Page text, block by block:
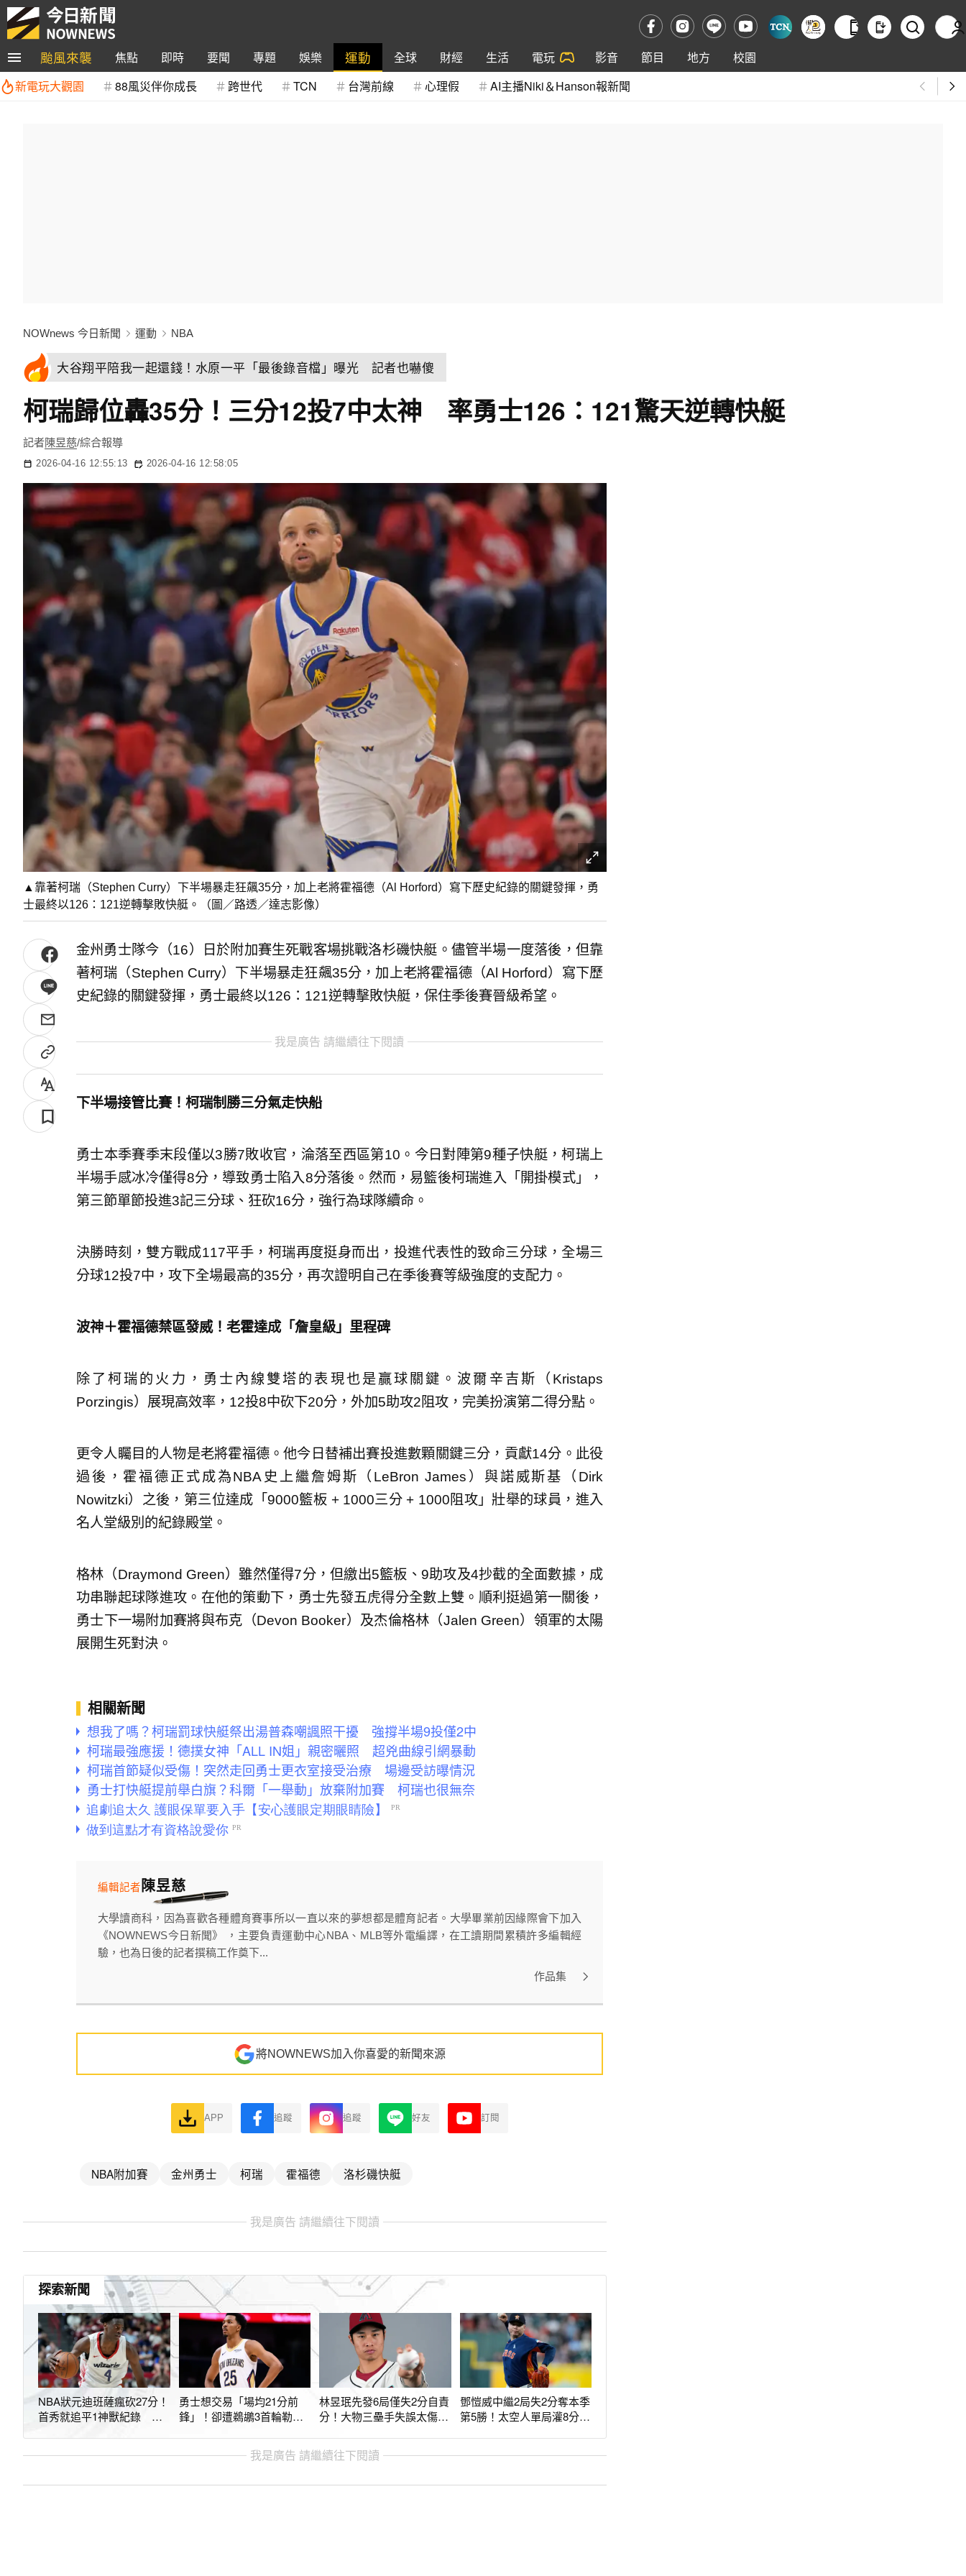
颱風來襲 焦點 即時 要聞 專題 娛樂 運動 全球 財經 生活 電玩 影音 節目 地方
校園
新電玩大觀園
88風災伴你成長 跨世代 TCN 台灣前線 心理假 AI主播Niki＆Hanson報新聞
NOWnews 今日新聞 運動 NBA
大谷翔平陪我一起還錢！水原一平「最後錄音檔」曝光 記者也嚇傻
柯瑞歸位轟35分！三分12投7中太神 率勇士126：121驚天逆轉快艇
記者陳昱慈/綜合報導
2026-04-16 12:55:13 2026-04-16 12:58:05
▲靠著柯瑞（Stephen Curry）下半場暴走狂飆35分，加上老將霍福德（Al Horford）寫下歷史紀錄的關鍵發揮，勇
士最終以126：121逆轉擊敗快艇。（圖／路透／達志影像）
金州勇士隊今（16）日於附加賽生死戰客場挑戰洛杉磯快艇。儘管半場一度落後，但靠
著柯瑞（Stephen Curry）下半場暴走狂飆35分，加上老將霍福德（Al Horford）寫下歷
史紀錄的關鍵發揮，勇士最終以126：121逆轉擊敗快艇，保住季後賽晉級希望。
我是廣告 請繼續往下閱讀
下半場接管比賽！柯瑞制勝三分氣走快船
勇士本季賽季末段僅以3勝7敗收官，淪落至西區第10。今日對陣第9種子快艇，柯瑞上
半場手感冰冷僅得8分，導致勇士陷入8分落後。然而，易籃後柯瑞進入「開掛模式」，
第三節單節投進3記三分球、狂砍16分，強行為球隊續命。
決勝時刻，雙方戰成117平手，柯瑞再度挺身而出，投進代表性的致命三分球，全場三
分球12投7中，攻下全場最高的35分，再次證明自己在季後賽等級強度的支配力。
波神＋霍福德禁區發威！老霍達成「詹皇級」里程碑
除了柯瑞的火力，勇士內線雙塔的表現也是贏球關鍵。波爾辛吉斯（Kristaps
Porzingis）展現高效率，12投8中砍下20分，外加5助攻2阻攻，完美扮演第二得分點。
更令人矚目的人物是老將霍福德。他今日替補出賽投進數顆關鍵三分，貢獻14分。此役
過後，霍福德正式成為NBA史上繼詹姆斯（LeBron James）與諾威斯基（Dirk
Nowitzki）之後，第三位達成「9000籃板 + 1000三分 + 1000阻攻」壯舉的球員，進入
名人堂級別的紀錄殿堂。
格林（Draymond Green）雖然僅得7分，但繳出5籃板、9助攻及4抄截的全面數據，成
功串聯起球隊進攻。在他的策動下，勇士先發五虎得分全數上雙。順利挺過第一關後，
勇士下一場附加賽將與布克（Devon Booker）及杰倫格林（Jalen Green）領軍的太陽
展開生死對決。
相關新聞
想我了嗎？柯瑞罰球快艇祭出湯普森嘲諷照干擾 強撐半場9投僅2中
柯瑞最強應援！德撲女神「ALL IN姐」親密曬照 超兇曲線引網暴動
柯瑞首節疑似受傷！突然走回勇士更衣室接受治療 場邊受訪曝情況
勇士打快艇提前舉白旗？科爾「一舉動」放棄附加賽 柯瑞也很無奈
陳昱慈
編輯記者
大學讀商科，因為喜歡各種體育賽事所以一直以來的夢想都是體育記者。大學畢業前因緣際會下加入
《NOWNEWS今日新聞》 ，主要負責運動中心NBA、MLB等外電編譯，在工讀期間累積許多編輯經
驗，也為日後的記者撰稿工作奠下...
作品集
將NOWNEWS加入你喜愛的新聞來源
APP 追蹤 追蹤 好友 訂閱
NBA附加賽 金州勇士 柯瑞 霍福德 洛杉磯快艇
我是廣告 請繼續往下閱讀
探索新聞
NBA狀元迪班薩瘋砍27分！
首秀就追平1神獸紀錄 突
勇士想交易「場均21分前
鋒」！卻遭鵜鶘3首輪勒
林昱珉先發6局僅失2分自責
分！大物三壘手失誤太傷
鄧愷威中繼2局失2分奪本季
第5勝！太空人單局灌8分
我是廣告 請繼續往下閱讀